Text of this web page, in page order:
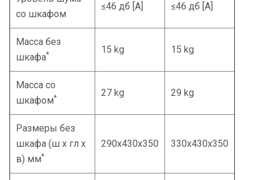
со шкафом
≤46 дб [A] ≤46 дб [A]
Масса без
шкафа* 15 kg 15 kg
Масса со
шкафом* 27 kg 29 kg
Размеры без
шкафа (ш x гл x
в) мм*
290x430x350 330x430x350